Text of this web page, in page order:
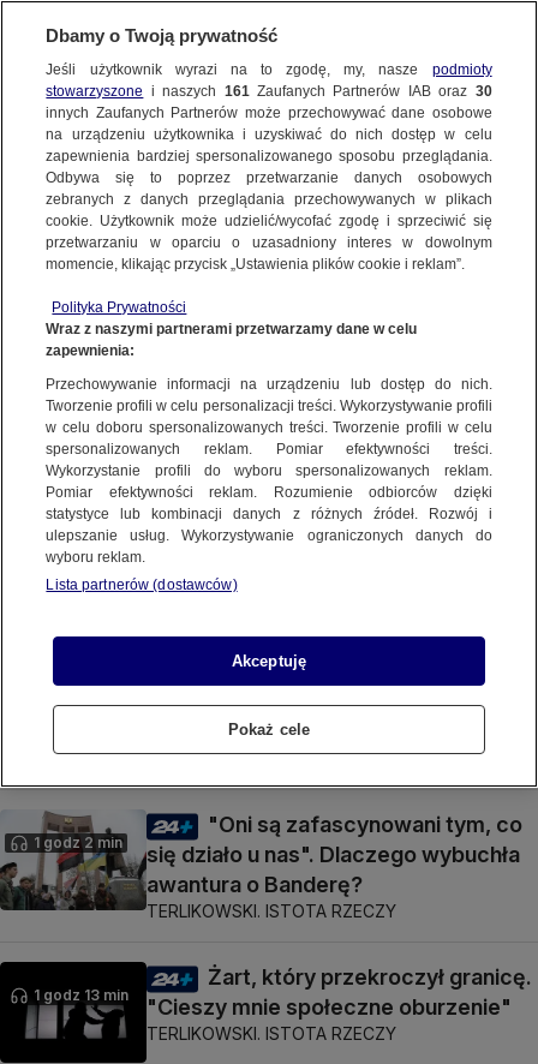
SUBSKRYBUJ
Tomasz P. Terlikowski
Dr filozofii, publicysta, pisarz, działacz katolicki
POWIĄZANE MATERIAŁY
59 min
"Państwo zapomniało, że ma
narzędzia delegalizacji partii"
TERLIKOWSKI. ISTOTA RZECZY
Episkopat oddał rząd dusz
Braunowi
1 godz 2 min
"Oni są zafascynowani tym, co
się działo u nas". Dlaczego wybuchła
awantura o Banderę?
TERLIKOWSKI. ISTOTA RZECZY
1 godz 13 min
Żart, który przekroczył granicę.
"Cieszy mnie społeczne oburzenie"
TERLIKOWSKI. ISTOTA RZECZY
Dbamy o Twoją prywatność
Jeśli użytkownik wyrazi na to zgodę, my, nasze podmioty
stowarzyszone i naszych 161Zaufanych Partnerów IAB oraz 30
innych Zaufanych Partnerów może przechowywać dane osobowe
na urządzeniu użytkownika i uzyskiwać do nich dostęp w celu
zapewnienia bardziej spersonalizowanego sposobu przeglądania.
Odbywa się to poprzez przetwarzanie danych osobowych
zebranych z danych przeglądania przechowywanych w plikach
cookie. Użytkownik może udzielić/wycofać zgodę i sprzeciwić się
przetwarzaniu w oparciu o uzasadniony interes w dowolnym
momencie, klikając przycisk „Ustawienia plików cookie i reklam”.
Polityka Prywatności
Wraz z naszymi partnerami przetwarzamy dane w celu
zapewnienia:
Przechowywanie informacji na urządzeniu lub dostęp do nich.
Tworzenie profili w celu personalizacji treści. Wykorzystywanie profili
w celu doboru spersonalizowanych treści. Tworzenie profili w celu
spersonalizowanych reklam. Pomiar efektywności treści.
Wykorzystanie profili do wyboru spersonalizowanych reklam.
Pomiar efektywności reklam. Rozumienie odbiorców dzięki
statystyce lub kombinacji danych z różnych źródeł. Rozwój i
ulepszanie usług. Wykorzystywanie ograniczonych danych do
wyboru reklam.
Lista partnerów (dostawców)
Akceptuję
Pokaż cele